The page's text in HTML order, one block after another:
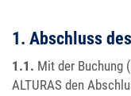
1. Abschluss
1.1. Mit der Buchung
ALTURAS den